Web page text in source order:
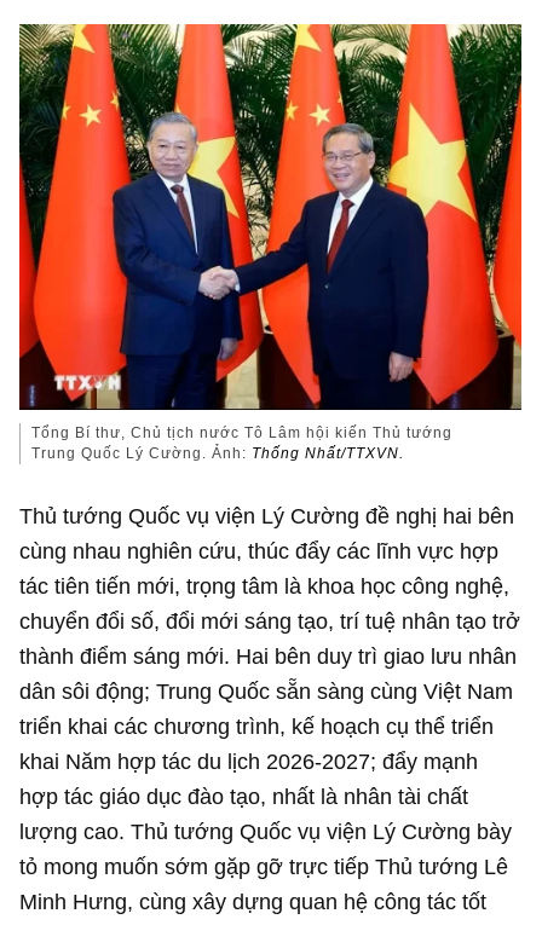
Tổng Bí thư, Chủ tịch nước Tô Lâm hội kiến Thủ tướng
Trung Quốc Lý Cường. Ảnh: Thống Nhất/TTXVN.
Thủ tướng Quốc vụ viện Lý Cường đề nghị hai bên
cùng nhau nghiên cứu, thúc đẩy các lĩnh vực hợp
tác tiên tiến mới, trọng tâm là khoa học công nghệ,
chuyển đổi số, đổi mới sáng tạo, trí tuệ nhân tạo trở
thành điểm sáng mới. Hai bên duy trì giao lưu nhân
dân sôi động; Trung Quốc sẵn sàng cùng Việt Nam
triển khai các chương trình, kế hoạch cụ thể triển
khai Năm hợp tác du lịch 2026-2027; đẩy mạnh
hợp tác giáo dục đào tạo, nhất là nhân tài chất
lượng cao. Thủ tướng Quốc vụ viện Lý Cường bày
tỏ mong muốn sớm gặp gỡ trực tiếp Thủ tướng Lê
Minh Hưng, cùng xây dựng quan hệ công tác tốt